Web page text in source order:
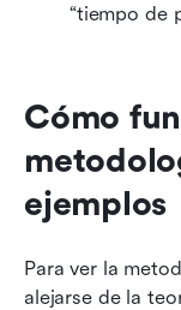
“tiempo de
Cómo
ejemplos
Para ver la
alejarse de la